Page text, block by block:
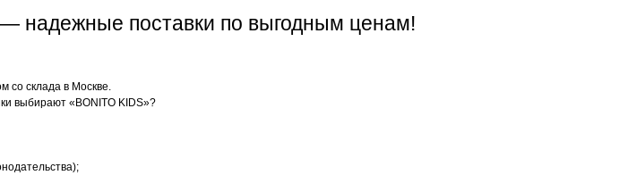
надежные поставки по выгодным ценам!
со склада в Москве.
выбирают «BONITO KIDS»?